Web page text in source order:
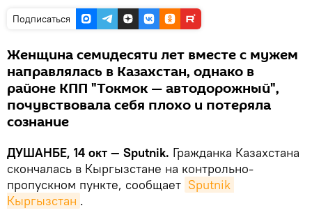
Подписаться
Женщина семидесяти лет вместе с мужем
направлялась в Казахстан, однако в
районе КПП "Токмок — автодорожный",
почувствовала себя плохо и потеряла
сознание
ДУШАНБЕ, 14 окт — Sputnik. Гражданка Казахстана
скончалась в Кыргызстане на контрольно-
пропускном пункте, сообщает Sputnik
Кыргызстан .